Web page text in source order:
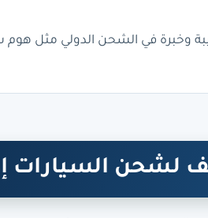
وخبرة في الشحن الدولي مثل
لشحن السيارات